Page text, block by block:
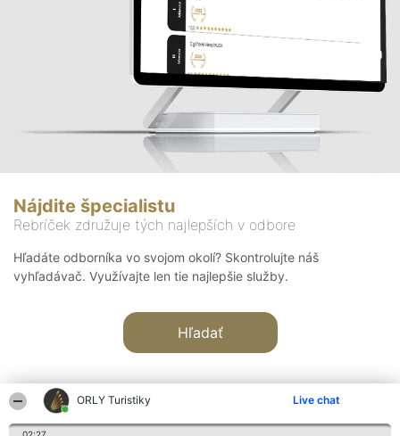
ORLY Turistiky Live chat
Nájdite špecialistu
Rebríček združuje tých najlepších v odbore
Hľadáte odborníka vo svojom okolí? Skontrolujte náš
vyhľadávač. Využívajte len tie najlepšie služby.
Hľadať